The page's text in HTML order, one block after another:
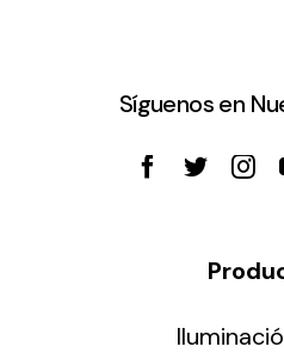
Síguenos en